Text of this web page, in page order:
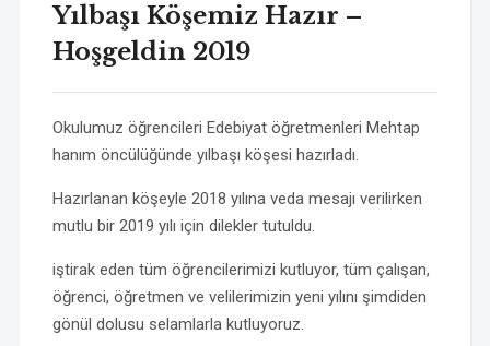
Yılbaşı Köşemiz Hazır –
Hoşgeldin 2019
Okulumuz öğrencileri Edebiyat öğretmenleri Mehtap
hanım öncülüğünde yılbaşı köşesi hazırladı.
Hazırlanan köşeyle 2018 yılına veda mesajı verilirken
mutlu bir 2019 yılı için dilekler tutuldu.
iştirak eden tüm öğrencilerimizi kutluyor, tüm çalışan,
öğrenci, öğretmen ve velilerimizin yeni yılını şimdiden
gönül dolusu selamlarla kutluyoruz.